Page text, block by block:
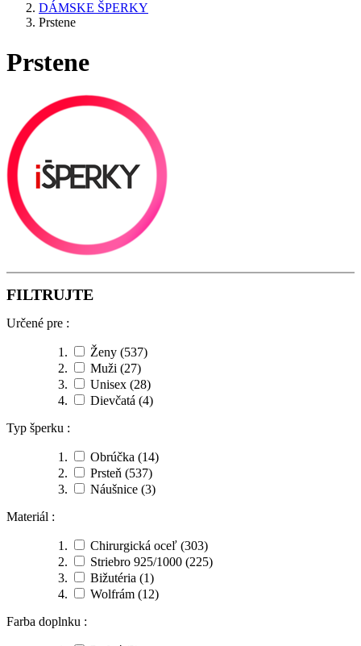
DÁMSKE ŠPERKY
Prstene
Prstene
FILTRUJTE
Určené pre :
Ženy (537)
Muži (27)
Unisex (28)
Dievčatá (4)
Typ šperku :
Obrúčka (14)
Prsteň (537)
Náušnice (3)
Materiál :
Chirurgická oceľ (303)
Striebro 925/1000 (225)
Bižutéria (1)
Wolfrám (12)
Farba doplnku :